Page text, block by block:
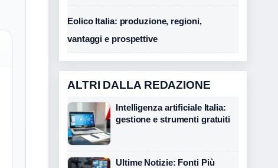
Eolico Italia: produzione, regioni,
vantaggi e prospettive
ALTRI DALLA REDAZIONE
Intelligenza artificiale Italia:
gestione e strumenti gratuiti
Ultime Notizie: Fonti Più